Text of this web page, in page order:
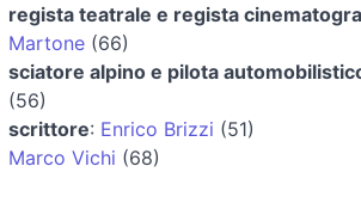
regista teatrale e regista
Martone (66)
sciatore alpino e pilota
(56)
scrittore: Enrico Brizzi (51)
Marco Vichi (68)